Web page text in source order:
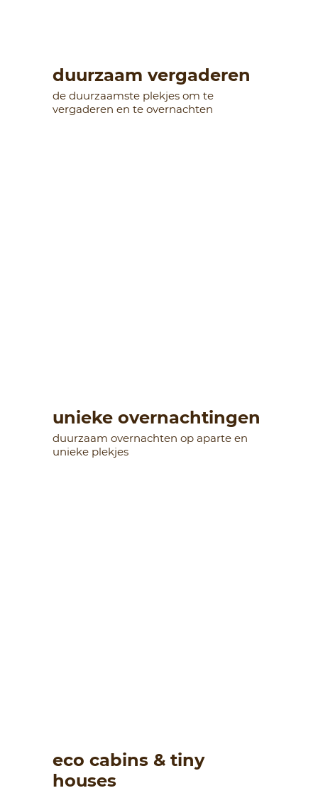
duurzaam vergaderen
de duurzaamste plekjes om te
vergaderen en te overnachten
unieke overnachtingen
duurzaam overnachten op aparte en
unieke plekjes
eco cabins & tiny
houses